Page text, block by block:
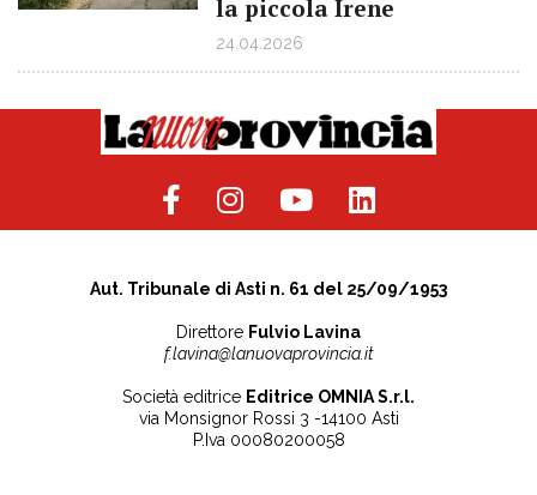
la piccola Irene
24.04.2026
Aut. Tribunale di Asti n. 61 del 25/09/1953
Direttore Fulvio Lavina
f.lavina@lanuovaprovincia.it
Società editrice Editrice OMNIA S.r.l.
via Monsignor Rossi 3 -14100 Asti
P.Iva 00080200058